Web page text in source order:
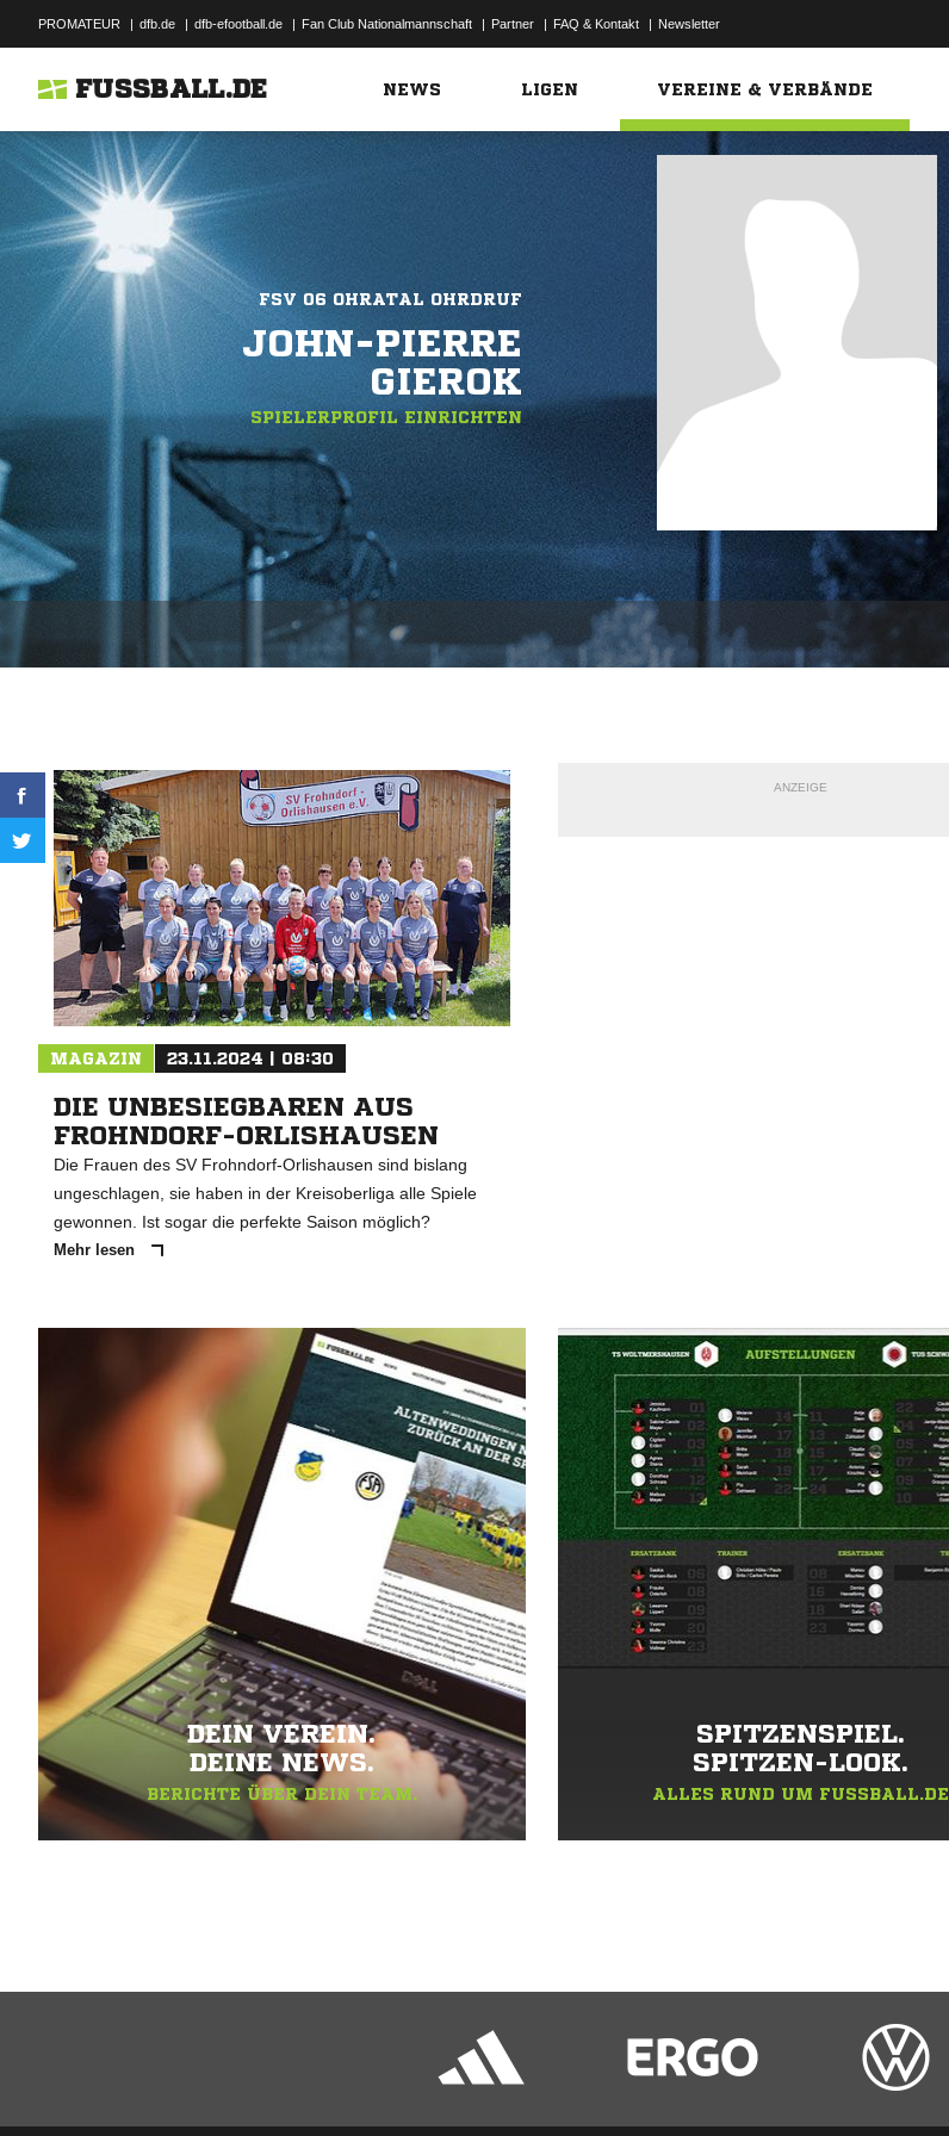
PROMATEUR | dfb.de | dfb-efootball.de | Fan Club Nationalmannschaft | Partner | FAQ & Kontakt | Newsletter
FUSSBALL.DE NEWS LIGEN VEREINE & VERBÄNDE
FSV 06 OHRATAL OHRDRUF
JOHN-PIERRE
GIEROK
SPIELERPROFIL EINRICHTEN
MAGAZIN 23.11.2024 | 08:30
DIE UNBESIEGBAREN AUS
FROHNDORF-ORLISHAUSEN
Die Frauen des SV Frohndorf-Orlishausen sind bislang
ungeschlagen, sie haben in der Kreisoberliga alle Spiele
gewonnen. Ist sogar die perfekte Saison möglich?
Mehr lesen
ANZEIGE
DEIN VEREIN.
DEINE NEWS.
BERICHTE ÜBER DEIN TEAM.
SPITZENSPIEL.
SPITZEN-LOOK.
ALLES RUND UM FUSSBALL.DE